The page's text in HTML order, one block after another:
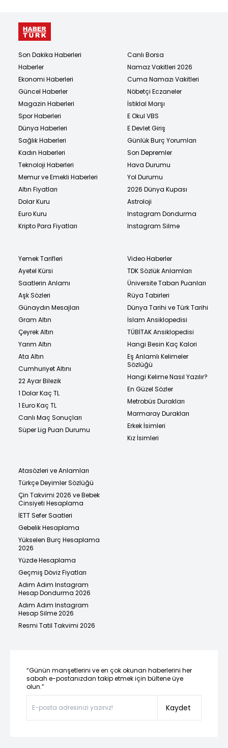
Son Dakika Haberleri
Haberler
Ekonomi Haberleri
Güncel Haberler
Magazin Haberleri
Spor Haberleri
Dünya Haberleri
Sağlık Haberleri
Kadın Haberleri
Teknoloji Haberleri
Memur ve Emekli Haberleri
Altın Fiyatları
Dolar Kuru
Euro Kuru
Kripto Para Fiyatları
Canlı Borsa
Namaz Vakitleri 2026
Cuma Namazı Vakitleri
Nöbetçi Eczaneler
İstiklal Marşı
E Okul VBS
E Devlet Giriş
Günlük Burç Yorumları
Son Depremler
Hava Durumu
Yol Durumu
2026 Dünya Kupası
Astroloji
Instagram Dondurma
Instagram Silme
Yemek Tarifleri
Ayetel Kürsi
Saatlerin Anlamı
Aşk Sözleri
Günaydın Mesajları
Gram Altın
Çeyrek Altın
Yarım Altın
Ata Altın
Cumhuriyet Altını
22 Ayar Bilezik
1 Dolar Kaç TL
1 Euro Kaç TL
Canlı Maç Sonuçları
Süper Lig Puan Durumu
Video Haberler
TDK Sözlük Anlamları
Üniversite Taban Puanları
Rüya Tabirleri
Dünya Tarihi ve Türk Tarihi
İslam Ansiklopedisi
TÜBİTAK Ansiklopedisi
Hangi Besin Kaç Kalori
Eş Anlamlı Kelimeler
Sözlüğü
Hangi Kelime Nasıl Yazılır?
En Güzel Sözler
Metrobüs Durakları
Marmaray Durakları
Erkek İsimleri
Kız İsimleri
Atasözleri ve Anlamları
Türkçe Deyimler Sözlüğü
Çin Takvimi 2026 ve Bebek
Cinsiyeti Hesaplama
İETT Sefer Saatleri
Gebelik Hesaplama
Yükselen Burç Hesaplama
2026
Yüzde Hesaplama
Geçmiş Döviz Fiyatları
Adım Adım Instagram
Hesap Dondurma 2026
Adım Adım Instagram
Hesap Silme 2026
Resmi Tatil Takvimi 2026
“Günün manşetlerini ve en çok okunan haberlerini her
sabah e-postanızdan takip etmek için bültene üye
olun.”
Kaydet